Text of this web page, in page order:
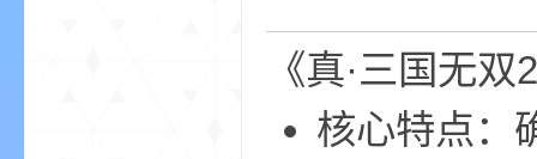
《真·三国无
核心特点：